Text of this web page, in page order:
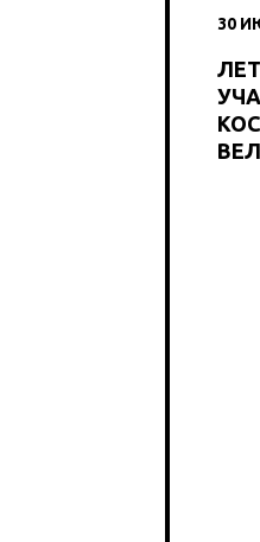
30